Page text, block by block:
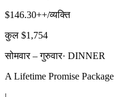
$146.30++/व्यक्ति
कुल $1,754
सोमवार – गुरुवार· DINNER
A Lifetime Promise Package